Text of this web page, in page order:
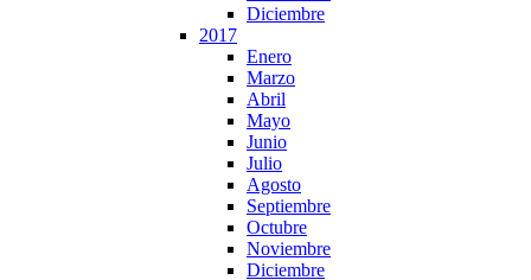
Diciembre
2017
Enero
Marzo
Abril
Mayo
Junio
Julio
Agosto
Septiembre
Octubre
Noviembre
Diciembre